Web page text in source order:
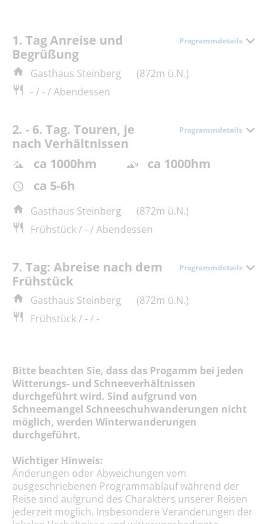
1. Tag Anreise und
Begrüßung
Programmdetails
Gasthaus Steinberg
(872m ü.N.)
- / - / Abendessen
2. - 6. Tag. Touren, je
nach Verhältnissen
Programmdetails
ca 1000hm
ca 1000hm
ca 5-6h
Gasthaus Steinberg
(872m ü.N.)
Frühstück / - / Abendessen
7. Tag: Abreise nach dem
Frühstück
Programmdetails
Gasthaus Steinberg
(872m ü.N.)
Frühstück / - / -
Bitte beachten Sie, dass das Progamm bei jeden
Witterungs- und Schneeverhältnissen
durchgeführt wird. Sind aufgrund von
Schneemangel Schneeschuhwanderungen nicht
möglich, werden Winterwanderungen
durchgeführt.
Wichtiger Hinweis:
Änderungen oder Abweichungen vom
ausgeschriebenen Programmablauf während der
Reise sind aufgrund des Charakters unserer Reisen
jederzeit möglich. Insbesondere Veränderungen der